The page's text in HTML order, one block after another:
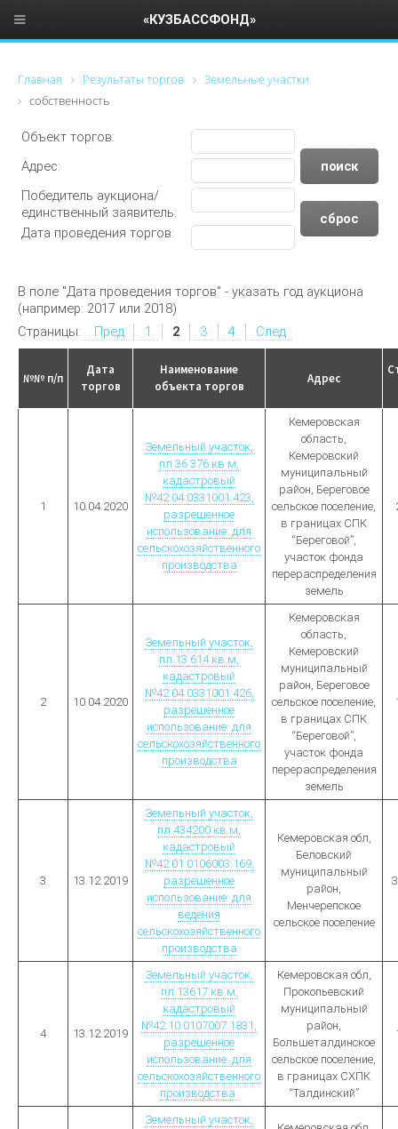
Главная Результаты торгов
Земельные участки
собственность
Объект торгов:
Адрес:
Победитель аукциона/
единственный заявитель:
Дата проведения торгов:
В поле "Дата проведения торгов" - указать год аукциона
(например: 2017 или 2018)
Страницы:
Пред. 1 2 3 4 След
№№ п/п
Дата
торгов
Наименование
объекта торгов
Адрес
1 10.04.2020
Земельный участок,
пл.36 376 кв.м,
кадастровый
№42:04:0331001:423,
разрешенное
использование: для
сельскохозяйственного
производства
Кемеровская
область,
Кемеровский
муниципальный
район, Береговое
сельское поселение,
в границах СПК
“Береговой”,
участок фонда
перераспределения
земель
2 10.04.2020
Земельный участок,
пл.13 614 кв.м,
кадастровый
№42:04:0331001:426,
разрешенное
использование: для
сельскохозяйственного
производства
Кемеровская
область,
Кемеровский
муниципальный
район, Береговое
сельское поселение,
в границах СПК
“Береговой”,
участок фонда
перераспределения
земель
3 13.12.2019
Земельный участок,
пл.434200 кв.м,
кадастровый
№42:01:0106003:169,
разрешенное
использование: для
ведения
сельскохозяйственного
производства
Кемеровская обл,
Беловский
муниципальный
район,
Менчерепское
сельское поселение
4 13.12.2019
Земельный участок,
пл.13617 кв.м,
кадастровый
№42:10:0107007:1831,
разрешенное
использование: для
сельскохозяйственного
производства.
Кемеровская обл,
Прокопьевский
муниципальный
район,
Большеталдинское
сельское поселение,
в границах СХПК
“Талдинский”
Земельный участок,
«КУЗБАССФОНД»